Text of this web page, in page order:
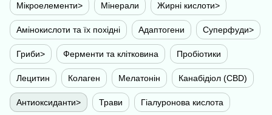
Мікроелементи> Мінерали Жирні кислоти>
Амінокислоти та їх похідні Адаптогени Суперфуди>
Гриби> Ферменти та клітковина Пробіотики
Лецитин Колаген Мелатонін Канабідіол (CBD)
Антиоксиданти> Трави Гіалуронова кислота